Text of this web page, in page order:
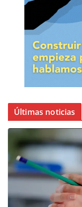
Últimas noticias